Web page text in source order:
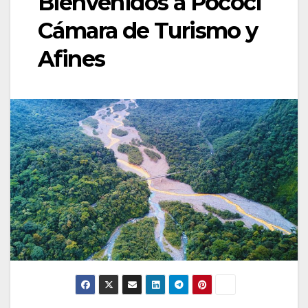
Cámara de Turismo y
Afines